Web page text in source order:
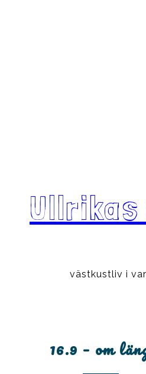
västkustliv i
16.9 – om